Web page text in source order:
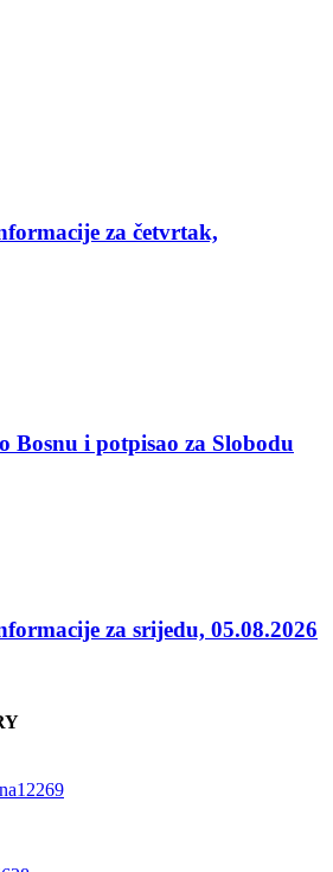
za četvrtak,
Bosnu i potpisao za Slobodu
za srijedu, 05.08.2026
12269